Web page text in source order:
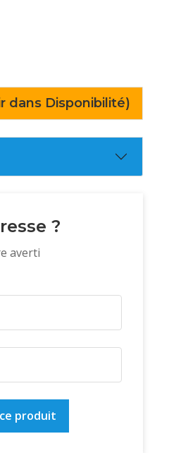
dans Disponibilité)
?
averti
produit